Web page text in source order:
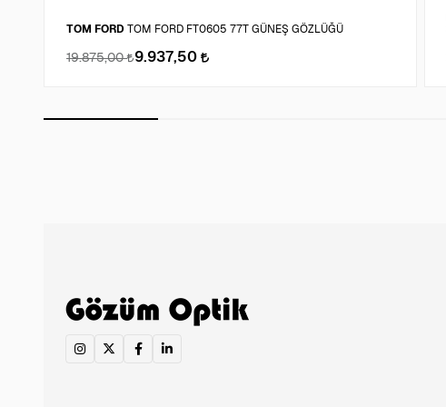
TOM FORD TOM FORD FT0605 77T GÜNEŞ GÖZLÜĞÜ
19.875,00 9.937,50